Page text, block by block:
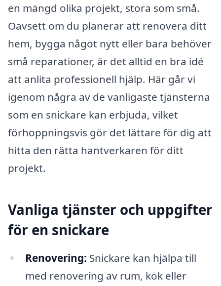
en mängd olika projekt, stora som små.
Oavsett om du planerar att renovera ditt
hem, bygga något nytt eller bara behöver
små reparationer, är det alltid en bra idé
att anlita professionell hjälp. Här går vi
igenom några av de vanligaste tjänsterna
som en snickare kan erbjuda, vilket
förhoppningsvis gör det lättare för dig att
hitta den rätta hantverkaren för ditt
projekt.
Vanliga tjänster och uppgifter
för en snickare
Renovering: Snickare kan hjälpa till
med renovering av rum, kök eller